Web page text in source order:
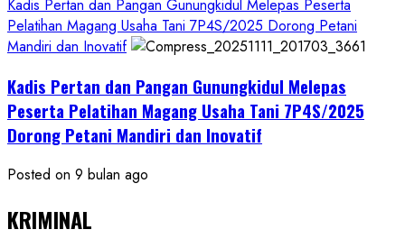
Kadis Pertan dan Pangan Gunungkidul Melepas Peserta
Pelatihan Magang Usaha Tani 7P4S/2025 Dorong Petani
Mandiri dan Inovatif
Kadis Pertan dan Pangan Gunungkidul Melepas
Peserta Pelatihan Magang Usaha Tani 7P4S/2025
Dorong Petani Mandiri dan Inovatif
Posted on 9 bulan ago
KRIMINAL